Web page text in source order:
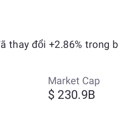
thay đổi +2.86% trong
Market Cap
$ 230.9B